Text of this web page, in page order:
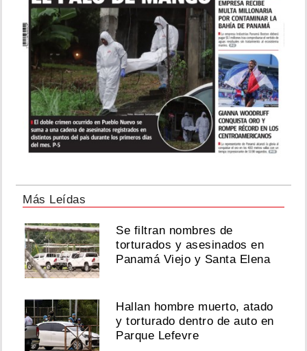
Más Leídas
Se filtran nombres de
torturados y asesinados en
Panamá Viejo y Santa Elena
Hallan hombre muerto, atado
y torturado dentro de auto en
Parque Lefevre